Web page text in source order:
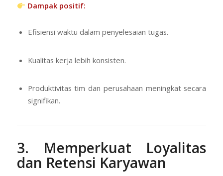
Dampak positif:
Efisiensi waktu dalam penyelesaian tugas.
Kualitas kerja lebih konsisten.
Produktivitas tim dan perusahaan meningkat secara
signifikan.
3. Memperkuat Loyalitas
dan Retensi Karyawan